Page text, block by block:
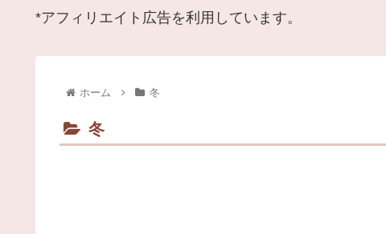
*アフィリエイト広告を利用しています。
ホーム 冬
冬